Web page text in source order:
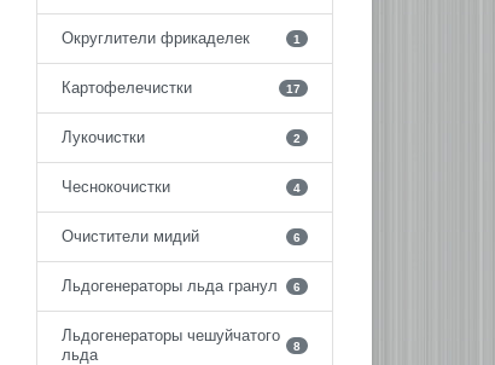
Округлители фрикаделек 1
Картофелечистки 17
Лукочистки 2
Чеснокочистки 4
Очистители мидий 6
Льдогенераторы льда гранул 6
Льдогенераторы чешуйчатого
льда
8